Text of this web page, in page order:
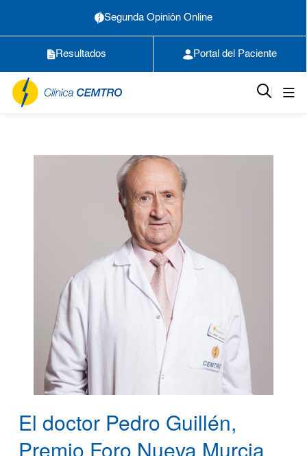
Segunda Opinión Online
Resultados Portal del Paciente
El doctor Pedro Guillén,
Premio Foro Nueva Murcia